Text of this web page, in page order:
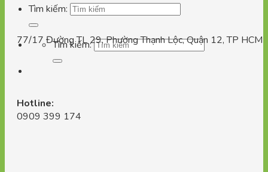
Tìm kiếm:
Tìm kiếm:
77/17 Đường TL 29, Phường Thạnh Lộc, Quận 12, TP HCM
Hotline:
0909 399 174